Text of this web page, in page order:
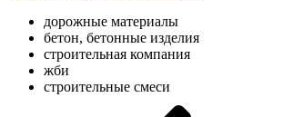
дорожные материалы
бетон, бетонные изделия
строительная компания
жби
строительные смеси